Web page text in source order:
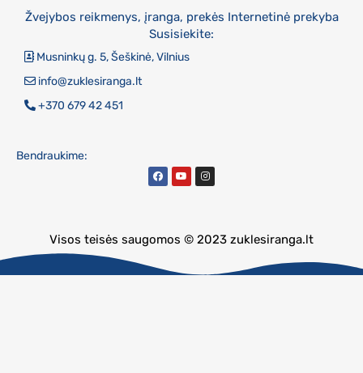
Žvejybos reikmenys, įranga, prekės Internetinė prekyba
Susisiekite:
Musninkų g. 5, Šeškinė, Vilnius
info@zuklesiranga.lt
+370 679 42 451
Bendraukime:
Visos teisės saugomos © 2023 zuklesiranga.lt